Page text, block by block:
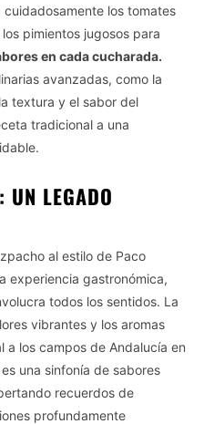
los tomates
pimientos jugosos para
en cada cucharada.
avanzadas, como la
textura y el sabor del
tradicional a una
UN LEGADO
al estilo de Paco
experiencia gastronómica,
todos los sentidos. La
vibrantes y los aromas
a los campos de Andalucía en
una sinfonía de sabores
recuerdos de
profundamente